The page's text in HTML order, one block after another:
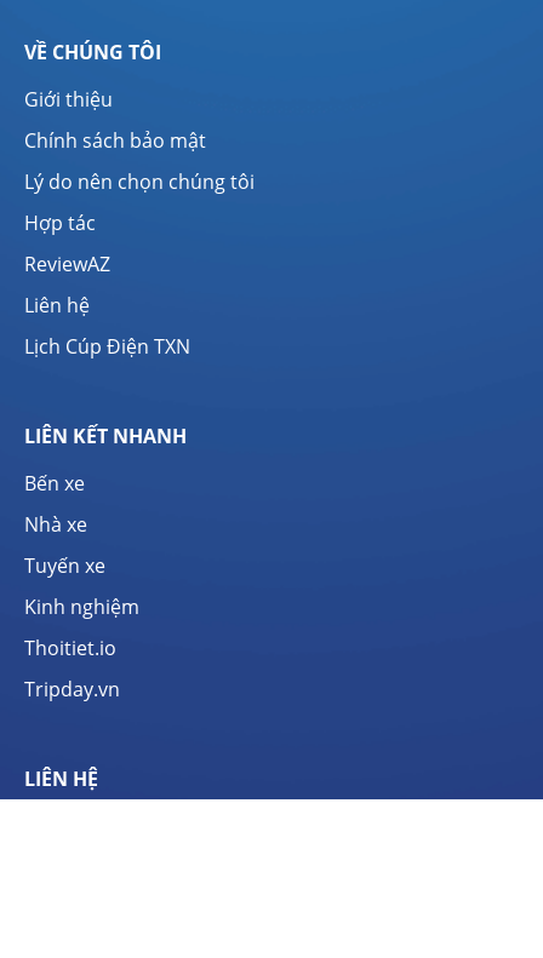
VỀ CHÚNG TÔI
Giới thiệu
Chính sách bảo mật
Lý do nên chọn chúng tôi
Hợp tác
ReviewAZ
Liên hệ
Lịch Cúp Điện TXN
LIÊN KẾT NHANH
Bến xe
Nhà xe
Tuyến xe
Kinh nghiệm
Thoitiet.io
Tripday.vn
LIÊN HỆ